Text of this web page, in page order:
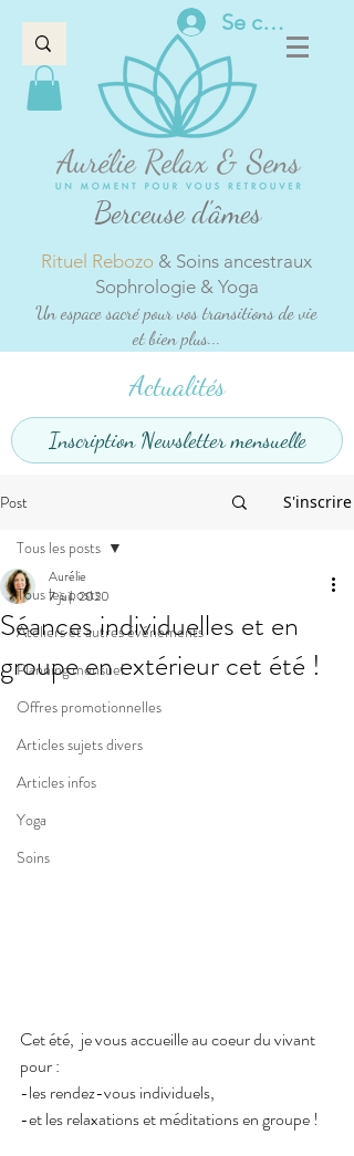
Se connecter
Berceuse d'âmes
Rituel Rebozo & Soins ancestraux
Sophrologie & Yoga
Un espace sacré pour vos transitions de vie
et bien plus...
Actualités
Inscription Newsletter mensuelle
Post S'inscrire
Tous les posts
Ateliers et autres événements
Planning mensuel
Offres promotionnelles
Articles sujets divers
Articles infos
Yoga
Soins
Tous les posts
Séances individuelles et en
groupe en extérieur cet été !
Aurélie
7 juil. 2020
Cet été,  je vous accueille au coeur du vivant
pour :
-les rendez-vous individuels,
-et les relaxations et méditations en groupe !